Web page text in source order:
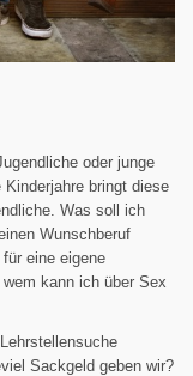
oder junge
bringt diese
Was soll ich
Wunschberuf
eine eigene
kann ich über Sex
Sackgeld geben wir?